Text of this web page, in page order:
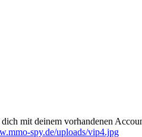
dich mit deinem vorhandenen